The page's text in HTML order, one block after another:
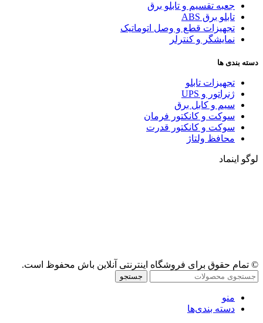
جعبه تقسیم و تابلو برق
تابلو برق ABS
تجهیزات قطع و وصل اتوماتیک
نمایشگر و کنترلر
دسته بندی ها
تجهیزات تابلو
ژنراتور و UPS
سیم و کابل برق
سوکت و کانکتور فرمان
سوکت و کانکتور قدرت
محافظ ولتاژ
لوگو اینماد
© تمام حقوق برای فروشگاه اینترنتی آنلاین باش محفوظ است.
جستجو
منو
دسته بندی‌ها